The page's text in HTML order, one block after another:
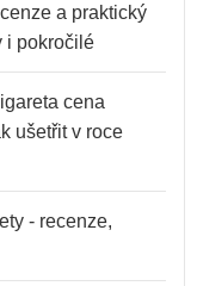
a praktický
i pokročilé
cena
ušetřit v roce
- recenze,